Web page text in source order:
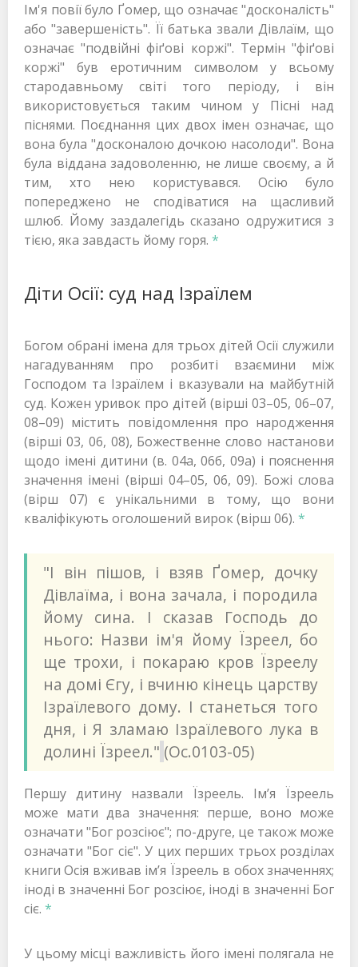
Ім'я повії було Ґомер, що означає "досконалість"
або "завершеність". Її батька звали Дівлаїм, що
означає "подвійні фіґові коржі". Термін "фіґові
коржі" був еротичним символом у всьому
стародавньому світі того періоду, і він
використовується таким чином у Пісні над
піснями. Поєднання цих двох імен означає, що
вона була "досконалою дочкою насолоди". Вона
була віддана задоволенню, не лише своєму, а й
тим, хто нею користувався. Осію було
попереджено не сподіватися на щасливий
шлюб. Йому заздалегідь сказано одружитися з
тією, яка завдасть йому горя. *
Діти Осії: суд над Ізраїлем
Богом обрані імена для трьох дітей Осії служили
нагадуванням про розбиті взаємини між
Господом та Ізраїлем і вказували на майбутній
суд. Кожен уривок про дітей (вірші 03–05, 06–07,
08–09) містить повідомлення про народження
(вірші 03, 06, 08), Божественне слово настанови
щодо імені дитини (в. 04a, 06б, 09a) і пояснення
значення імені (вірші 04–05, 06, 09). Божі слова
(вірш 07) є унікальними в тому, що вони
кваліфікують оголошений вирок (вірш 06). *
"І він пішов, і взяв Ґомер, дочку
Дівлаїма, і вона зачала, і породила
йому сина. І сказав Господь до
нього: Назви ім'я йому Їзреел, бо
ще трохи, і покараю кров Їзреелу
на домі Єгу, і вчиню кінець царству
Ізраїлевого дому. І станеться того
дня, і Я зламаю Ізраїлевого лука в
долині Їзреел." (Ос.0103-05)
Першу дитину назвали Їзреель. Ім’я Їзреель
може мати два значення: перше, воно може
означати "Бог розсіює"; по-друге, це також може
означати "Бог сіє". У цих перших трьох розділах
книги Осія вживав ім’я Їзреель в обох значеннях;
іноді в значенні Бог розсіює, іноді в значенні Бог
сіє. *
У цьому місці важливість його імені полягала не